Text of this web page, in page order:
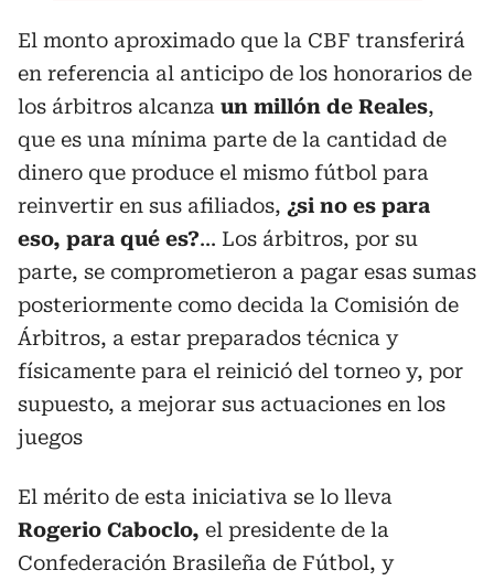
El monto aproximado que la CBF transferirá
en referencia al anticipo de los honorarios de
los árbitros alcanza un millón de Reales,
que es una mínima parte de la cantidad de
dinero que produce el mismo fútbol para
reinvertir en sus afiliados, ¿si no es para
eso, para qué es?... Los árbitros, por su
parte, se comprometieron a pagar esas sumas
posteriormente como decida la Comisión de
Árbitros, a estar preparados técnica y
físicamente para el reinició del torneo y, por
supuesto, a mejorar sus actuaciones en los
juegos
El mérito de esta iniciativa se lo lleva
Rogerio Caboclo, el presidente de la
Confederación Brasileña de Fútbol, y